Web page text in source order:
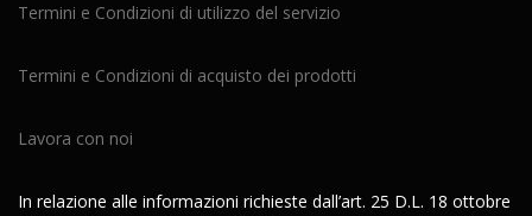
Termini e Condizioni di utilizzo del servizio
Termini e Condizioni di acquisto dei prodotti
Lavora con noi
In relazione alle informazioni richieste dall’art. 25 D.L. 18 ottobre